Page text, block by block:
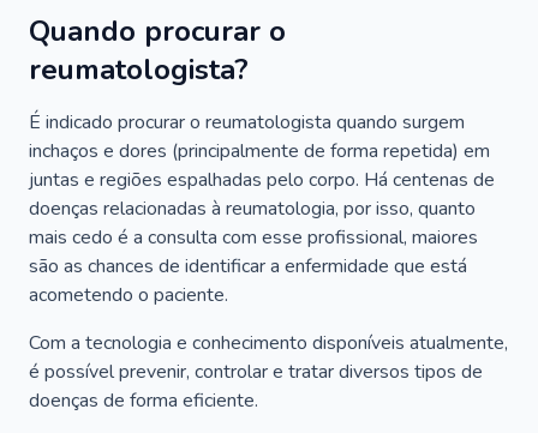
Quando procurar o
reumatologista?
É indicado procurar o reumatologista quando surgem
inchaços e dores (principalmente de forma repetida) em
juntas e regiões espalhadas pelo corpo. Há centenas de
doenças relacionadas à reumatologia, por isso, quanto
mais cedo é a consulta com esse profissional, maiores
são as chances de identificar a enfermidade que está
acometendo o paciente.
Com a tecnologia e conhecimento disponíveis atualmente,
é possível prevenir, controlar e tratar diversos tipos de
doenças de forma eficiente.